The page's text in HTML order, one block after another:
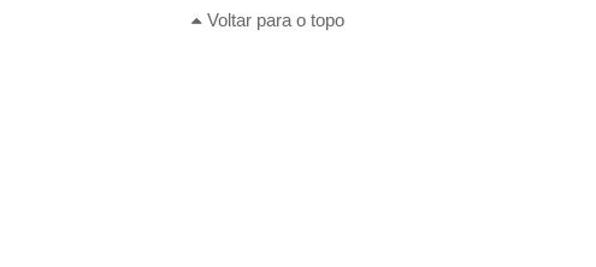
Voltar para o topo